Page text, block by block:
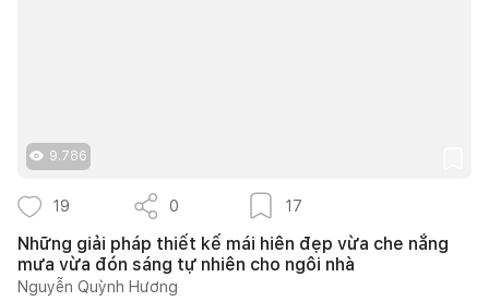
9.786
19 0 17
Những giải pháp thiết kế mái hiên đẹp vừa che nắng
mưa vừa đón sáng tự nhiên cho ngôi nhà
Nguyễn Quỳnh Hương